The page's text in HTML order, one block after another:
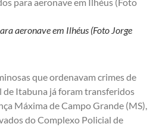
aeronave em Ilhéus (Foto Jorge
que ordenavam crimes de
Itabuna já foram transferidos
Máxima de Campo Grande (MS),
do Complexo Policial de